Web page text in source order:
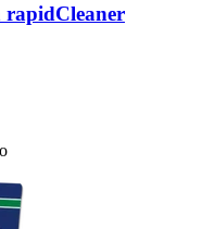
rapidCleaner